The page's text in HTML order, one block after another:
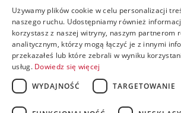
Używamy plików cookie w celu personalizacji
naszego ruchu. Udostępniamy również
korzystasz z naszej witryny, naszym partnerom
analitycznym, którzy mogą łączyć je z innymi
przekazałeś lub które zebrali w wyniku
usług. Dowiedz się więcej
WYDAJNOŚĆ
TARGETOWANIE